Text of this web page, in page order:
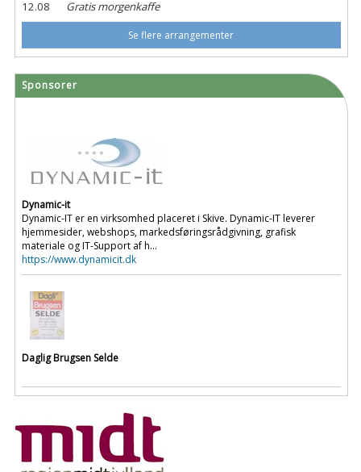
12.08
Gratis morgenkaffe
Se flere arrangementer
Sponsorer
Dynamic-it
Dynamic-IT er en virksomhed placeret i Skive. Dynamic-IT leverer
hjemmesider, webshops, markedsføringsrådgivning, grafisk
materiale og IT-Support af h...
https://www.dynamicit.dk
Daglig Brugsen Selde